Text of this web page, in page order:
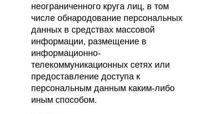
неограниченного круга лиц, в том
числе обнародование персональных
данных в средствах массовой
информации, размещение в
информационно-
телекоммуникационных сетях или
предоставление доступа к
персональным данным каким-либо
иным способом.